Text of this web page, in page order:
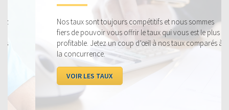
Nos taux sont toujours compétitifs et nous sommes
fiers de pouvoir vous offrir le taux qui vous est le plus
profitable. Jetez un coup d’œil à nos taux comparés à
la concurrence.
VOIR LES TAUX